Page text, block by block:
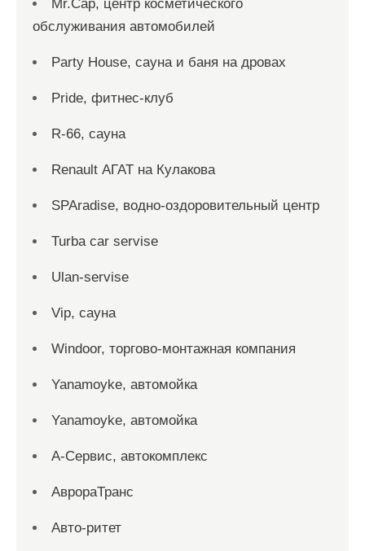
Mr.Cap, центр косметического
обслуживания автомобилей
Party House, сауна и баня на дровах
Pride, фитнес-клуб
R-66, сауна
Renault АГАТ на Кулакова
SPAradise, водно-оздоровительный центр
Turba car servise
Ulan-servise
Vip, сауна
Windoor, торгово-монтажная компания
Yanamoyke, автомойка
Yanamoyke, автомойка
А-Сервис, автокомплекс
АврораТранс
Авто-ритет